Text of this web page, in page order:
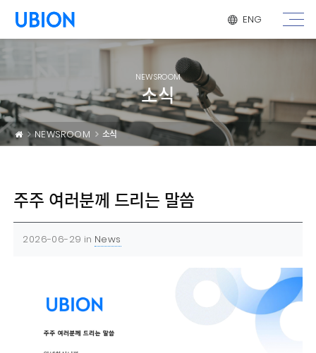
메뉴 건너 뛰기
ENG
NEWSROOM
소식
NEWSROOM 소식
주주 여러분께 드리는 말씀
2026-06-29 in News